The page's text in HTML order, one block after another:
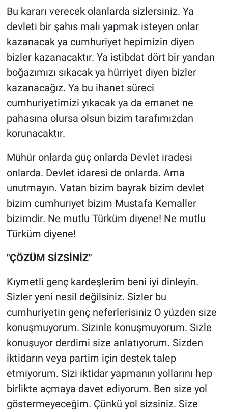
Bu kararı verecek olanlarda sizlersiniz. Ya
devleti bir şahıs malı yapmak isteyen onlar
kazanacak ya cumhuriyet hepimizin diyen
bizler kazanacaktır. Ya istibdat dört bir yandan
boğazımızı sıkacak ya hürriyet diyen bizler
kazanacağız. Ya bu ihanet süreci
cumhuriyetimizi yıkacak ya da emanet ne
pahasına olursa olsun bizim tarafımızdan
korunacaktır.
Mühür onlarda güç onlarda Devlet iradesi
onlarda. Devlet idaresi de onlarda. Ama
unutmayın. Vatan bizim bayrak bizim devlet
bizim cumhuriyet bizim Mustafa Kemaller
bizimdir. Ne mutlu Türküm diyene! Ne mutlu
Türküm diyene!
"ÇÖZÜM SİZSİNİZ"
Kıymetli genç kardeşlerim beni iyi dinleyin.
Sizler yeni nesil değilsiniz. Sizler bu
cumhuriyetin genç neferlerisiniz O yüzden size
konuşmuyorum. Sizinle konuşmuyorum. Sizle
konuşuyor derdimi size anlatıyorum. Sizden
iktidarın veya partim için destek talep
etmiyorum. Sizi iktidar yapmanın yollarını hep
birlikte açmaya davet ediyorum. Ben size yol
göstermeyeceğim. Çünkü yol sizsiniz. Size